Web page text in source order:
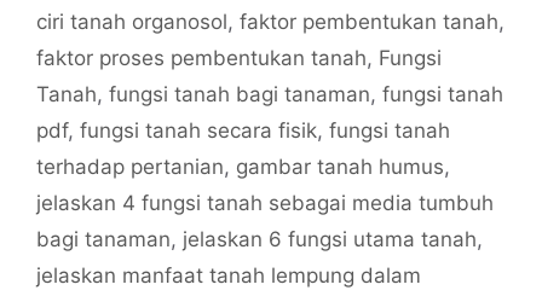
ciri tanah organosol, faktor pembentukan tanah,
faktor proses pembentukan tanah, Fungsi
Tanah, fungsi tanah bagi tanaman, fungsi tanah
pdf, fungsi tanah secara fisik, fungsi tanah
terhadap pertanian, gambar tanah humus,
jelaskan 4 fungsi tanah sebagai media tumbuh
bagi tanaman, jelaskan 6 fungsi utama tanah,
jelaskan manfaat tanah lempung dalam